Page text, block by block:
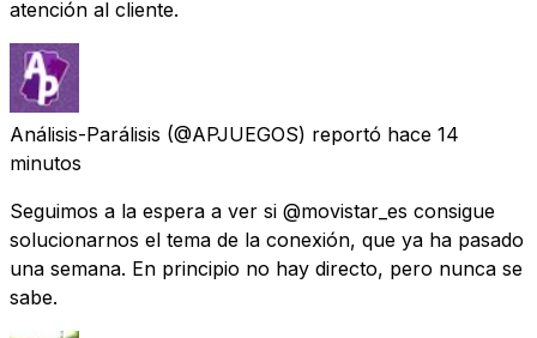
atención al cliente.
Análisis-Parálisis (@APJUEGOS) reportó hace 14
minutos
Seguimos a la espera a ver si @movistar_es consigue
solucionarnos el tema de la conexión, que ya ha pasado
una semana. En principio no hay directo, pero nunca se
sabe.